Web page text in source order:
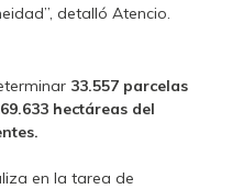
detalló Atencio.
33.557 parcelas
hectáreas del
en la tarea de